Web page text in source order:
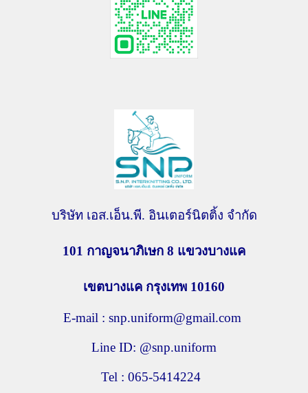
บริษัท เอส.เอ็น.พี. อินเตอร์นิตติ้ง จำกัด
101 กาญจนาภิเษก 8 แขวงบางแค
เขตบางแค กรุงเทพ 10160
E-mail : snp.uniform@gmail.com
Line ID: @snp.uniform
Tel : 065-5414224